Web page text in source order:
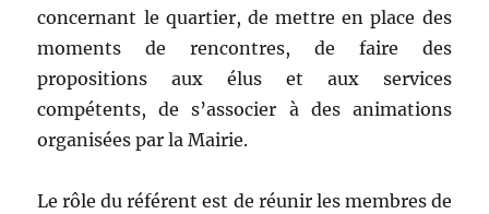
concernant le quartier, de mettre en place des
moments de rencontres, de faire des
propositions aux élus et aux services
compétents, de s’associer à des animations
organisées par la Mairie.
Le rôle du référent est de réunir les membres de